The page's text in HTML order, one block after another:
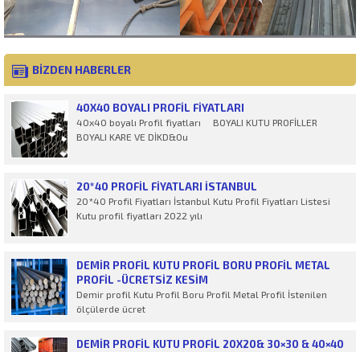
BİZDEN HABERLER
40X40 BOYALI PROFIL FIYATLARI
40x40 boyalı Profil fiyatları BOYALI KUTU PROFİLLER
BOYALI KARE VE DİKD&Ou
20*40 PROFIL FIYATLARI İSTANBUL
20*40 Profil Fiyatları İstanbul Kutu Profil Fiyatları Listesi
Kutu profil fiyatları 2022 yılı
DEMIR PROFIL KUTU PROFIL BORU PROFIL METAL
PROFIL -ÜCRETSİZ KESİM
Demir profil Kutu Profil Boru Profil Metal Profil İstenilen
ölçülerde ücret
DEMIR PROFIL KUTU PROFIL 20X20& 30×30 & 40×40